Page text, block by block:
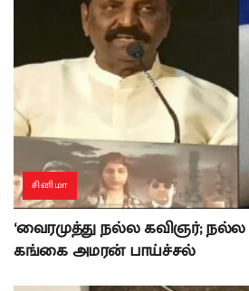
சினிமா
‘வைரமுத்து நல்ல கவிஞர்;
கங்கை அமரன் பாய்ச்சல்